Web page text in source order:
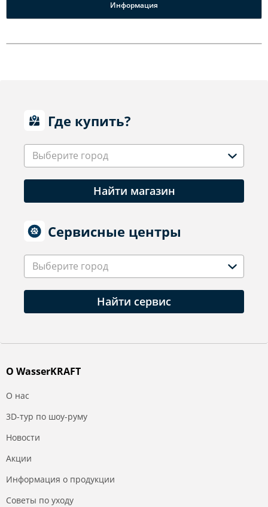
Информация
Где купить?
Выберите город
Найти магазин
Сервисные центры
Выберите город
Найти сервис
О WasserKRAFT
О нас
3D-тур по шоу-руму
Новости
Акции
Информация о продукции
Советы по уходу